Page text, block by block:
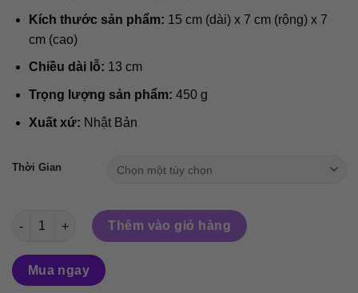
Kích thước sản phẩm: 15 cm (dài) x 7 cm (rộng) x 7
cm (cao)
Chiều dài lỗ: 13 cm
Trọng lượng sản phẩm: 450 g
Xuất xứ: Nhật Bản
Thời Gian
(Phiên bản Hard của Top 1 Bit chilling) Onahole Magic eyes
Thêm vào giỏ hàng
Mua ngay